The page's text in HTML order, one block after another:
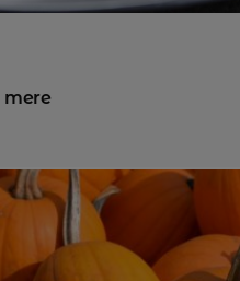
mere